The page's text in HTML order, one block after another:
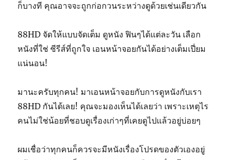
ก็บางที คุณอาจจะถูกก่อกวนระหว่างดูด้วยเช่นเดียวกัน
88HD จัดให้แบบจัดเต็ม ดูหนัง ฟินๆได้แต่ละวัน เลือก
หนังที่ใช่ ซีรีส์ที่ถูกใจ เอนหน้าจอยกันได้อย่างเต็มเปี่ยม
แน่นอน!
มานะครับทุกคน! มาเอนหน้าจอยกับการดูหนังกับเรา
88HD กันได้เลย! คุณจะมองเห็นได้เลยว่า เพราะเหตุไร
คนไม่ใช่น้อยที่ชอบดูเรื่องเก่าๆที่เคยดูไปแล้วอยู่บ่อยๆ
ผมเชื่อว่าทุกคนก็ควรจะมีหนังเรื่องโปรดของตัวเองอยู่